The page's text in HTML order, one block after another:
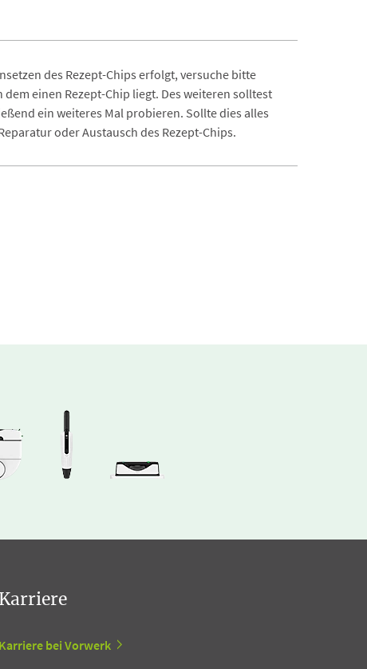
des Rezept-Chips erfolgt, versuche bitte
einen Rezept-Chip liegt. Des weiteren solltest
ein weiteres Mal probieren. Sollte dies alles
oder Austausch des Rezept-Chips.
Karriere
Karriere bei Vorwerk